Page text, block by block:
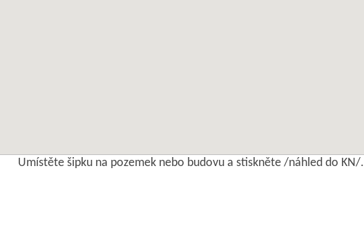
Umístěte šipku na pozemek nebo budovu a stiskněte /náhled do KN/.